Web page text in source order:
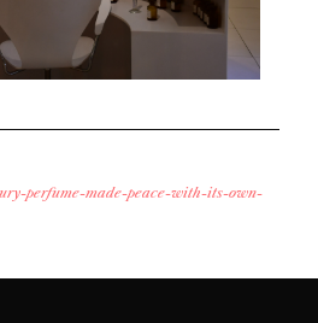
perfume-made-peace-with-its-own-